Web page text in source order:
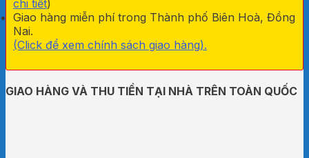
chi tiết)
Giao hàng miễn phí trong Thành phố Biên Hoà, Đồng
Nai.
(Click để xem chính sách giao hàng).
GIAO HÀNG VÀ THU TIỀN TẠI NHÀ TRÊN TOÀN QUỐC